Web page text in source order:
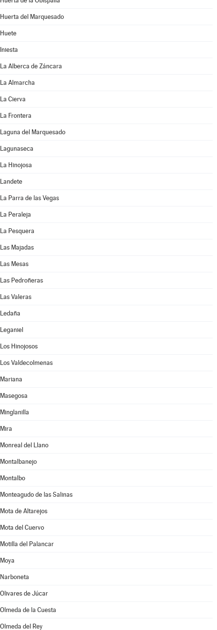
Huerta del Marquesado
Huete
Iniesta
La Alberca de Záncara
La Almarcha
La Cierva
La Frontera
Laguna del Marquesado
Lagunaseca
La Hinojosa
Landete
La Parra de las Vegas
La Peraleja
La Pesquera
Las Majadas
Las Mesas
Las Pedroñeras
Las Valeras
Ledaña
Leganiel
Los Hinojosos
Los Valdecolmenas
Mariana
Masegosa
Minglanilla
Mira
Monreal del Llano
Montalbanejo
Montalbo
Monteagudo de las Salinas
Mota de Altarejos
Mota del Cuervo
Motilla del Palancar
Moya
Narboneta
Olivares de Júcar
Olmeda de la Cuesta
Olmeda del Rey